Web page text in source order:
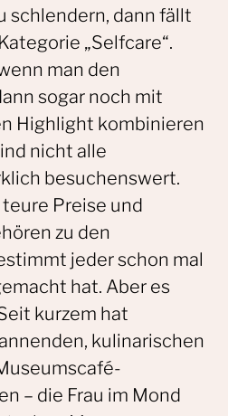
schlendern, dann fällt
„Selfcare“.
man den
sogar noch mit
Highlight kombinieren
nicht alle
besuchenswert.
Preise und
zu den
jeder schon mal
hat. Aber es
kurzem hat
kulinarischen
– die Frau im Mond